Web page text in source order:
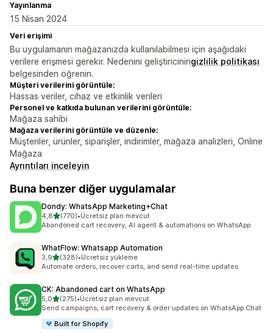
Yayınlanma
15 Nisan 2024
Veri erişimi
Bu uygulamanın mağazanızda kullanılabilmesi için aşağıdaki
verilere erişmesi gerekir. Nedenini geliştiriciningizlilik politikası
belgesinden öğrenin.
Müşteri verilerini görüntüle:
Hassas veriler, cihaz ve etkinlik verileri
Personel ve katkıda bulunan verilerini görüntüle:
Mağaza sahibi
Mağaza verilerini görüntüle ve düzenle:
Müşteriler, ürünler, siparişler, indirimler, mağaza analizleri, Online
Mağaza
Ayrıntıları inceleyin
Buna benzer diğer uygulamalar
Dondy: WhatsApp Marketing+Chat
4,85 yıldız üzerinden
(770)
toplam 770 değerlendirme
•Ücretsiz plan mevcut
Abandoned cart recovery, AI agent & automations on WhatsApp
WhatFlow: Whatsapp Automation
3,95 yıldız üzerinden
(328)
toplam 328 değerlendirme
•Ücretsiz yükleme
Automate orders, recover carts, and send real-time updates
CK: Abandoned cart on WhatsApp
5,05 yıldız üzerinden
(275)
toplam 275 değerlendirme
•Ücretsiz plan mevcut
Send campaigns, cart recovery & order updates on WhatsApp Chat
Built for Shopify